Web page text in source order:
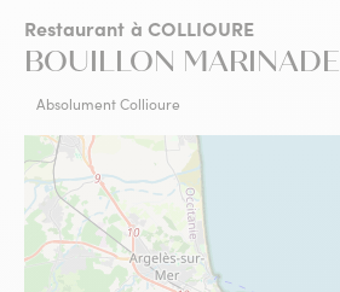
Restaurant à COLLIOURE
BOUILLON MARINADE
Absolument Collioure